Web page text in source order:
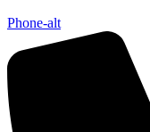
Phone-alt